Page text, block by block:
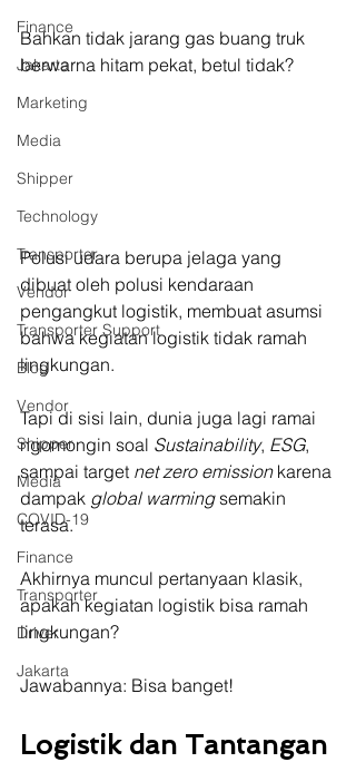
Finance
Jakarta
Marketing
Media
Shipper
Technology
Transporter
Vendor
Transporter Support
Blog
Vendor
Shipper
Media
COVID-19
Finance
Transporter
Driver
Jakarta
Bahkan tidak jarang gas buang truk
berwarna hitam pekat, betul tidak?
Polusi udara berupa jelaga yang
dibuat oleh polusi kendaraan
pengangkut logistik, membuat asumsi
bahwa kegiatan logistik tidak ramah
lingkungan.
Tapi di sisi lain, dunia juga lagi ramai
ngomongin soal Sustainability, ESG,
sampai target net zero emission karena
dampak global warming semakin
terasa.
Akhirnya muncul pertanyaan klasik,
apakah kegiatan logistik bisa ramah
lingkungan?
Jawabannya: Bisa banget!
Logistik dan Tantangan